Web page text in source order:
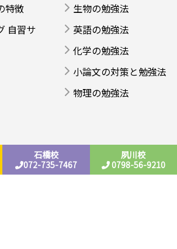
特徴
自習サ
生物の勉強法
英語の勉強法
化学の勉強法
小論文の対策と勉強法
物理の勉強法
石橋校
072-735-7467
夙川校
0798-56-9210